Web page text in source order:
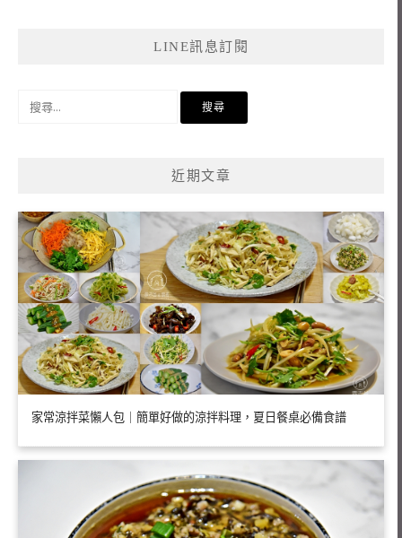
LINE訊息訂閱
近期文章
家常涼拌菜懶人包｜簡單好做的涼拌料理，夏日餐桌必備食譜